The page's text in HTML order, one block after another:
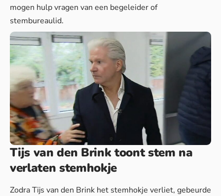
mogen hulp vragen van een begeleider of
stembureaulid.
Tijs van den Brink toont stem na
verlaten stemhokje
Zodra Tijs van den Brink het stemhokje verliet, gebeurde